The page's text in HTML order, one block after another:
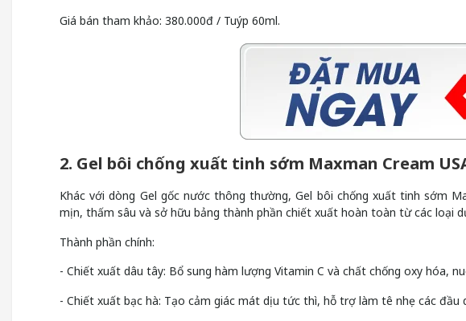
Giá bán tham khảo: 380.000đ / Tuýp 60ml.
2. Gel bôi chống xuất tinh sớm Maxman Cream
Khác với dòng Gel gốc nước thông thường, Gel bôi chống xuất tinh sớm
mịn, thấm sâu và sở hữu bảng thành phần chiết xuất hoàn toàn từ các loại
Thành phần chính:
- Chiết xuất dâu tây: Bổ sung hàm lượng Vitamin C và chất chống oxy hóa,
- Chiết xuất bạc hà: Tạo cảm giác mát dịu tức thì, hỗ trợ làm tê nhẹ các